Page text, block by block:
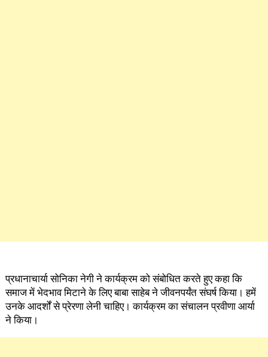
प्रधानाचार्या सोनिका नेगी ने कार्यक्रम को संबोधित करते हुए कहा कि
समाज में भेदभाव मिटाने के लिए बाबा साहेब ने जीवनपर्यंत संघर्ष किया। हमें
उनके आदर्शों से प्रेरणा लेनी चाहिए। कार्यक्रम का संचालन प्रवीणा आर्या
ने किया।